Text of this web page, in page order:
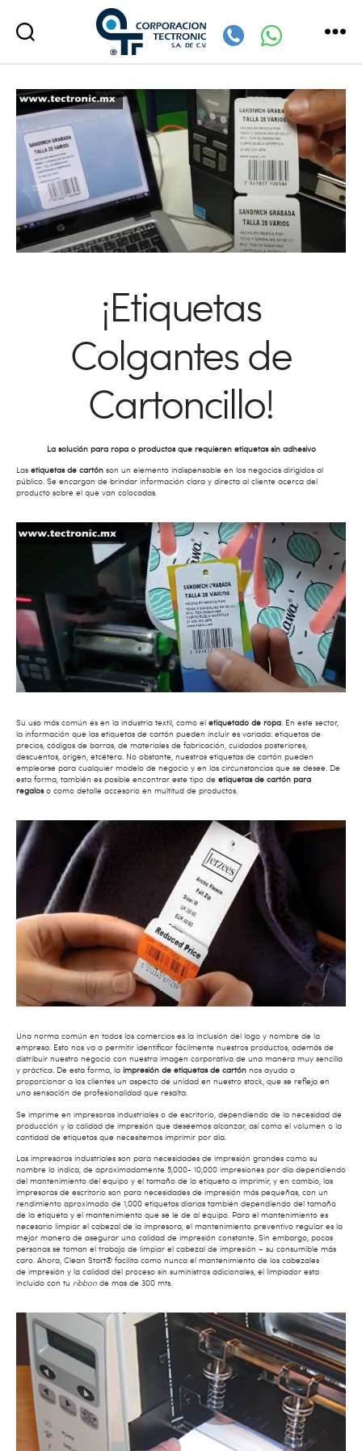
Tectronic
¡Etiquetas
Colgantes de
Cartoncillo!
La solución para ropa o productos que requieren etiquetas sin adhesivo
Las etiquetas de cartón son un elemento indispensable en los negocios dirigidos al
público. Se encargan de brindar información clara y directa al cliente acerca del
producto sobre el que van colocadas.
Su uso más común es en la industria textil, como el etiquetado de ropa. En este sector,
la información que las etiquetas de cartón pueden incluir es variada: etiquetas de
precios, códigos de barras, de materiales de fabricación, cuidados posteriores,
descuentos, origen, etcétera. No obstante, nuestras etiquetas de cartón pueden
emplearse para cualquier modelo de negocio y en las circunstancias que se desee. De
esta forma, también es posible encontrar este tipo de etiquetas de cartón para
regaloso como detalle accesorio en multitud de productos.
Una norma común en todos los comercios es la inclusión del logo y nombre de la
empresa. Esto nos va a permitir identificar fácilmente nuestros productos, además de
distribuir nuestro negocio con nuestra imagen corporativa de una manera muy sencilla
y práctica. De esta forma, la impresión de etiquetas de cartón nos ayuda a
proporcionar a los clientes un aspecto de unidad en nuestro stock, que se refleja en
una sensación de profesionalidad que resalta.
Se imprime en impresoras industriales o de escritorio, dependiendo de la necesidad de
producción y la calidad de impresión que deseemos alcanzar, así como el volumen o la
cantidad de etiquetas que necesitemos imprimir por día.
Las impresoras industriales son para necesidades de impresión grandes como su
nombre lo indica, de aproximadamente 5,000- 10,000 impresiones por día dependiendo
del mantenimiento del equipo y el tamaño de la etiqueta a imprimir, y en cambio, las
impresoras de escritorio son para necesidades de impresión más pequeñas, con un
rendimiento aproximado de 1,000 etiquetas diarias también dependiendo del tamaño
de la etiqueta y el mantenimiento que se le de al equipo. Para el mantenimiento es
necesario limpiar el cabezal de la impresora, el mantenimiento preventivo regular es la
mejor manera de asegurar una calidad de impresión constante. Sin embargo, pocas
personas se toman el trabajo de limpiar el cabezal de impresión – su consumible más
caro. Ahora, Clean Start® facilita como nunca el mantenimiento de los cabezales
de impresión y la calidad del proceso sin suministros adicionales, el limpiador esta
incluido con tu ribbon de mas de 300 mts.